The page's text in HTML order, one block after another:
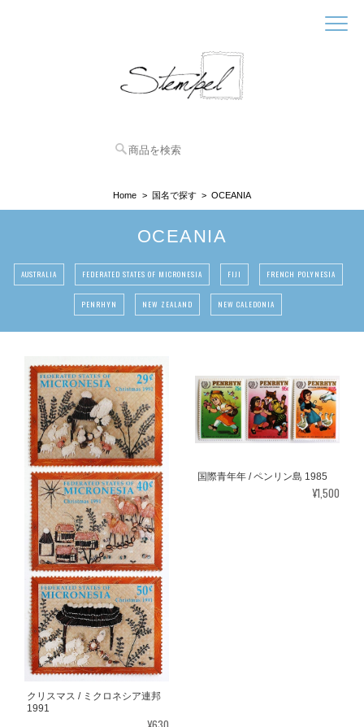
Home 国名で探す OCEANIA
OCEANIA
AUSTRALIA FEDERATED STATES OF MICRONESIA FIJI FRENCH POLYNESIA
PENRHYN NEW ZEALAND NEW CALEDONIA
クリスマス / ミクロネシア連邦
1991
国際青年年 / ペンリン島 1985
¥1,500